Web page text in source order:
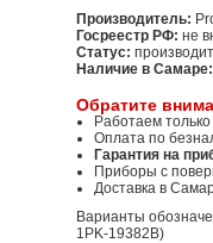
Производитель:
Госреестр РФ: не
Статус:
Наличие в Самаре:
Обратите
Работаем
Оплата по
Гарантия на
Приборы с
Доставка в
Варианты
1PK-19382B)